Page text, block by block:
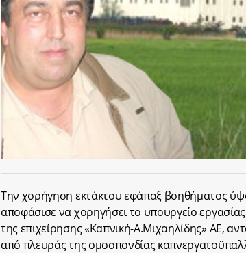
Την χορήγηση εκτάκτου εφάπαξ βοηθήματος
αποφάσισε να χορηγήσει το υπουργείο
της επιχείρησης «Καπνική-Α.Μιχαηλίδης» ΑΕ,
από πλευράς της ομοσπονδίας